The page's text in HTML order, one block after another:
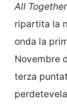
All
ripartita la
onda la
Novembre
terza